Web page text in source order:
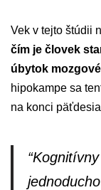
Vek v tejto štúdii
čím je človek
úbytok
hipokampe sa
na konci